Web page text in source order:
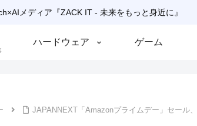
メディア『ZACK IT - 未来をもっと身近に』
ハードウェア ゲーム
JAPANNEXT「Amazonプライムデー」セール、